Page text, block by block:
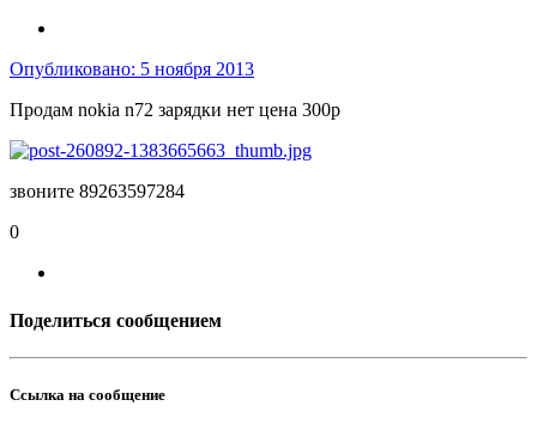
Опубликовано: 5 ноября 2013
Продам nokia n72 зарядки нет цена 300р
звоните 89263597284
0
Поделиться сообщением
Ссылка на сообщение